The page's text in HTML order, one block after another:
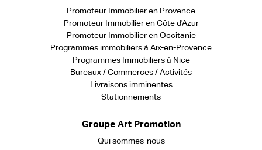
Promoteur Immobilier en Provence
Promoteur Immobilier en Côte d'Azur
Promoteur Immobilier en Occitanie
Programmes immobiliers à Aix-en-Provence
Programmes Immobiliers à Nice
Bureaux / Commerces / Activités
Livraisons imminentes
Stationnements
Groupe Art Promotion
Qui sommes-nous